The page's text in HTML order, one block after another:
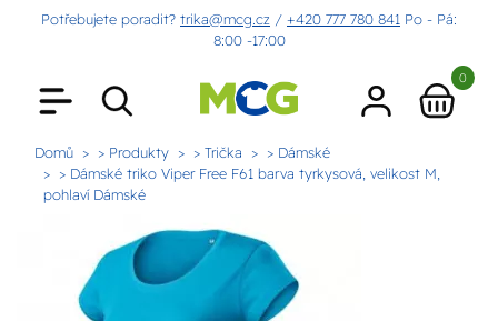
Potřebujete poradit? trika@mcg.cz / +420 777 780 841 Po - Pá:
8:00 -17:00
0
Domů > Produkty > Trička
> Dámské
> Dámské triko Viper Free F61 barva tyrkysová, velikost M,
pohlaví Dámské